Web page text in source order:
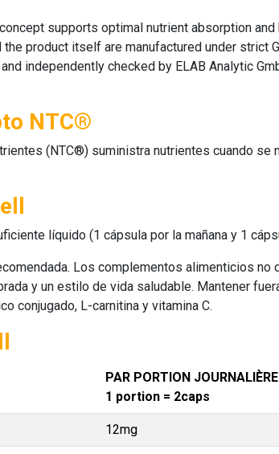
supports optimal nutrient absorption
product itself are manufactured under strict
independently checked by ELAB Analytic
NTC®
(NTC®) suministra nutrientes cuando
líquido (1 cápsula por la mañana y 1
Los complementos alimenticios
y un estilo de vida saludable. Mantener
conjugado, L-carnitina y vitamina C.
PAR PORTION JOURNALIÈRE
1 portion = 2caps
12mg